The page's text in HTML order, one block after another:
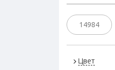
Цвет